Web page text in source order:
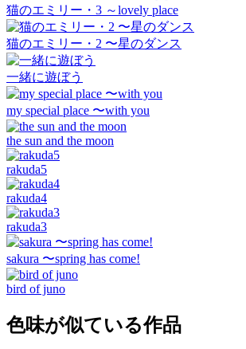
猫のエミリー・3 ～lovely place
猫のエミリー・2 〜星のダンス
一緒に遊ぼう
my special place 〜with you
the sun and the moon
rakuda5
rakuda4
rakuda3
sakura 〜spring has come!
bird of juno
色味が似ている作品